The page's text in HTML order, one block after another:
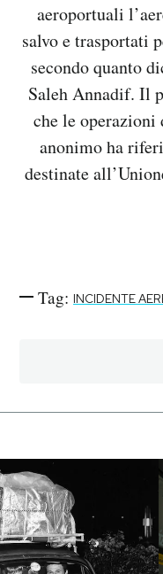
aeroportuali
salvo e trasportati
secondo quanto
Saleh Annadif. Il
che le
anonimo ha
destinate
Tag: INCIDENTE